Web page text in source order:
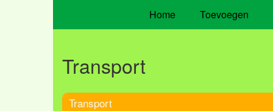
Home Toevoegen
Transport
Transport